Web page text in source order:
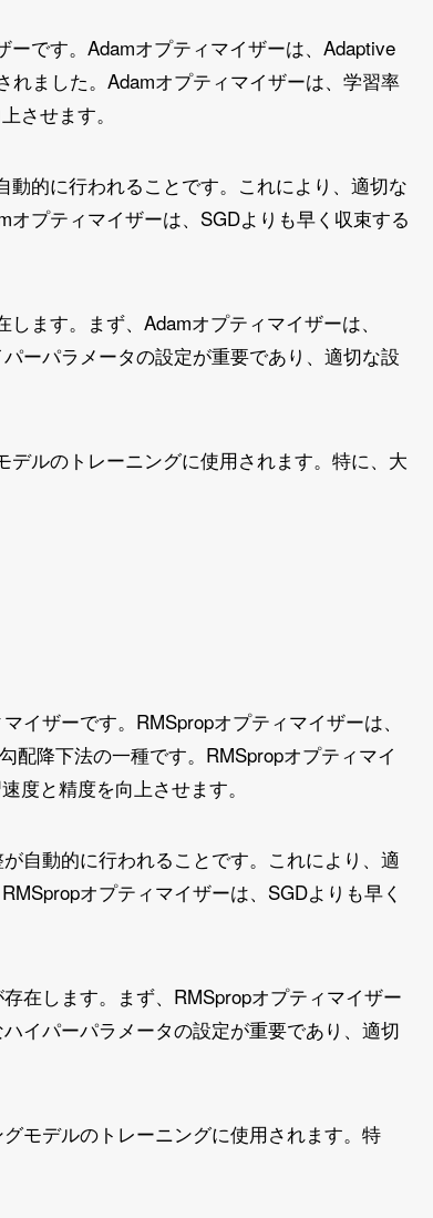
です。Adamオプティマイザーは、Adaptive
ました。Adamオプティマイザーは、学習率
させます。
的に行われることです。これにより、適切な
プティマイザーは、SGDよりも早く収束する
ます。まず、Adamオプティマイザーは、
ーパラメータの設定が重要であり、適切な設
ルのトレーニングに使用されます。特に、大
イザーです。RMSpropオプティマイザーは、
配降下法の一種です。RMSpropオプティマイ
度と精度を向上させます。
自動的に行われることです。これにより、適
オプティマイザーは、SGDよりも早く
在します。まず、RMSpropオプティマイザー
イパーパラメータの設定が重要であり、適切
モデルのトレーニングに使用されます。特